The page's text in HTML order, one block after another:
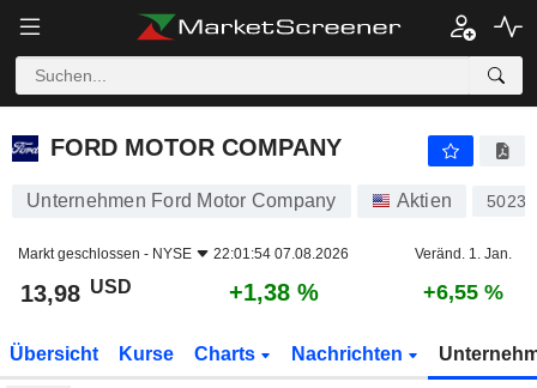
FORD MOTOR COMPANY
FORD MOTOR COMPANY
Unternehmen Ford Motor Company Aktien
Markt geschlossen - NYSE 22:01:54 07.08.2026 Veränd. 1. Jan.
13,98 USD +1,38 % +6,55 %
Übersicht Kurse Charts Nachrichten